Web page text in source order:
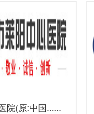
院(原:中国......